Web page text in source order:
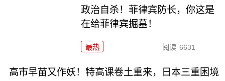
政治自杀！菲律宾防长，你这是
在给菲律宾掘墓！
最热 阅读 6631
高市早苗又作妖！特高课卷土重来，日本三重困境